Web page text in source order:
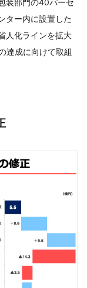
装部門の40パーセ
ター内に設置した
人化ラインを拡大
達成に向けて取組